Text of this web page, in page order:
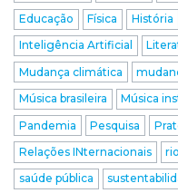
Educação
Física História
Inteligência Artificial
Mudança climática
Música brasileira
Música
Pandemia
Pesquisa
Relações INternacionais
saúde pública